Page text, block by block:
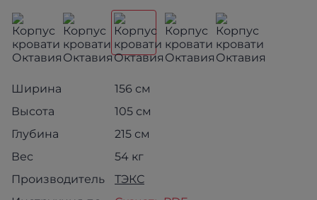
Ширина
156 см
Высота
105 см
Глубина
215 см
Вес
54 кг
Производитель
ТЭКС